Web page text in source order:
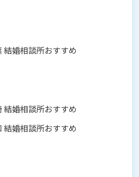
結婚相談所おすすめ
結婚相談所おすすめ
結婚相談所おすすめ